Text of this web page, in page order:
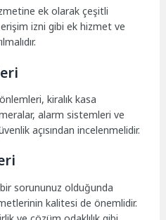
ek olarak çeşitli
izni gibi ek hizmet ve
kiralık kasa
alarm sistemleri ve
açısından incelenmelidir.
sorununuz olduğunda
kalitesi de önemlidir.